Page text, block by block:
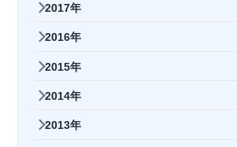
2017年
2016年
2015年
2014年
2013年